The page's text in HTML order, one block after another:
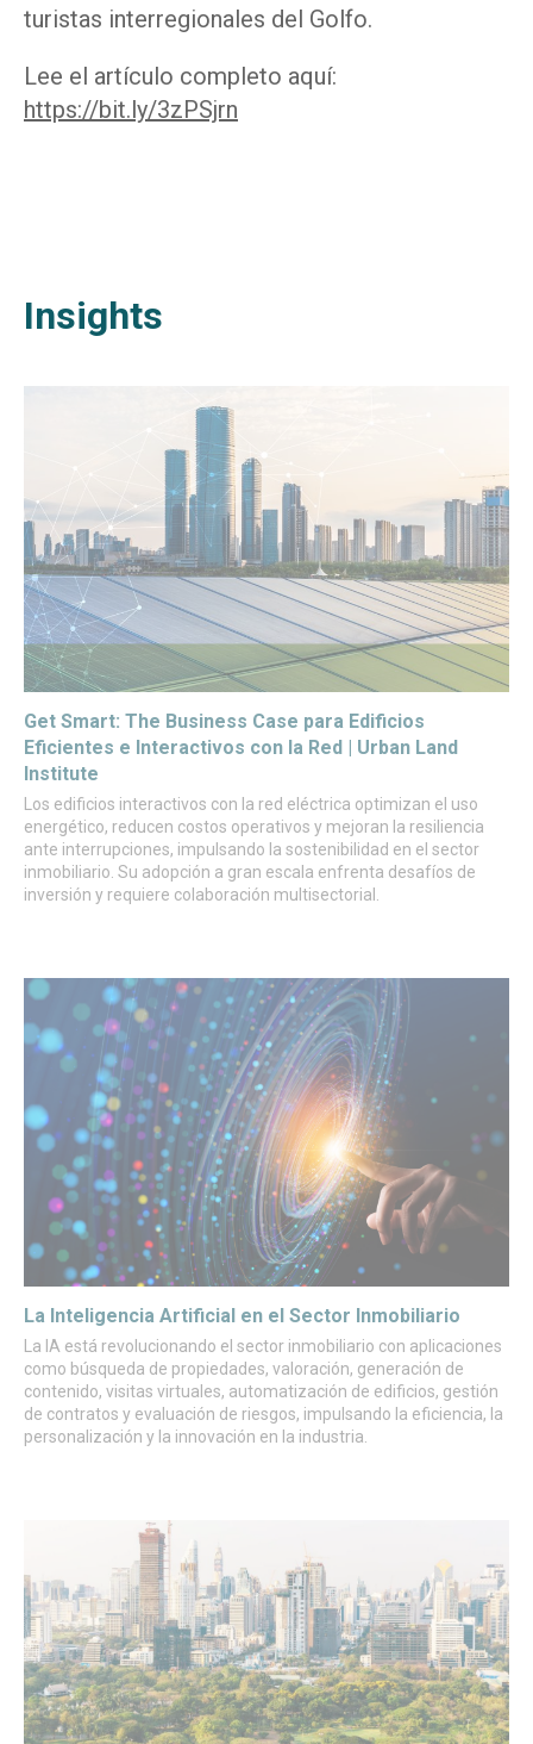
turistas interregionales del Golfo.
Lee el artículo completo aquí:
https://bit.ly/3zPSjrn
Insights
Get Smart: The Business Case para Edificios
Eficientes e Interactivos con la Red | Urban Land
Institute
Los edificios interactivos con la red eléctrica optimizan el uso
energético, reducen costos operativos y mejoran la resiliencia
ante interrupciones, impulsando la sostenibilidad en el sector
inmobiliario. Su adopción a gran escala enfrenta desafíos de
inversión y requiere colaboración multisectorial.
La Inteligencia Artificial en el Sector Inmobiliario
La IA está revolucionando el sector inmobiliario con aplicaciones
como búsqueda de propiedades, valoración, generación de
contenido, visitas virtuales, automatización de edificios, gestión
de contratos y evaluación de riesgos, impulsando la eficiencia, la
personalización y la innovación en la industria.